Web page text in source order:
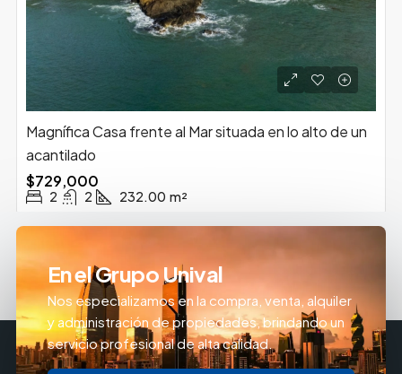
Magnífica Casa frente al Mar situada en lo alto de un
acantilado
$729,000
2 2 232.00 m²
En el Grupo Unival
Nos especializamos en la compra, venta, alquiler
y administración de propiedades, brindando un
servicio profesional de alta calidad.